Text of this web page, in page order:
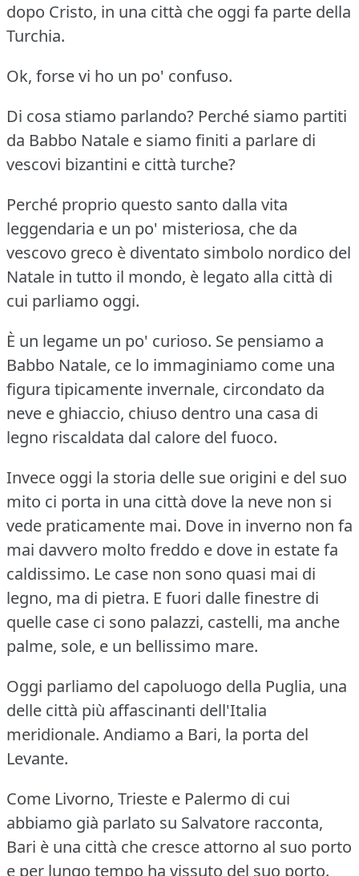
dopo Cristo, in una città che oggi fa parte della
Turchia.
Ok, forse vi ho un po' confuso.
Di cosa stiamo parlando? Perché siamo partiti
da Babbo Natale e siamo finiti a parlare di
vescovi bizantini e città turche?
Perché proprio questo santo dalla vita
leggendaria e un po' misteriosa, che da
vescovo greco è diventato simbolo nordico del
Natale in tutto il mondo, è legato alla città di
cui parliamo oggi.
È un legame un po' curioso. Se pensiamo a
Babbo Natale, ce lo immaginiamo come una
figura tipicamente invernale, circondato da
neve e ghiaccio, chiuso dentro una casa di
legno riscaldata dal calore del fuoco.
Invece oggi la storia delle sue origini e del suo
mito ci porta in una città dove la neve non si
vede praticamente mai. Dove in inverno non fa
mai davvero molto freddo e dove in estate fa
caldissimo. Le case non sono quasi mai di
legno, ma di pietra. E fuori dalle finestre di
quelle case ci sono palazzi, castelli, ma anche
palme, sole, e un bellissimo mare.
Oggi parliamo del capoluogo della Puglia, una
delle città più affascinanti dell'Italia
meridionale. Andiamo a Bari, la porta del
Levante.
Come Livorno, Trieste e Palermo di cui
abbiamo già parlato su Salvatore racconta,
Bari è una città che cresce attorno al suo porto
e per lungo tempo ha vissuto del suo porto.